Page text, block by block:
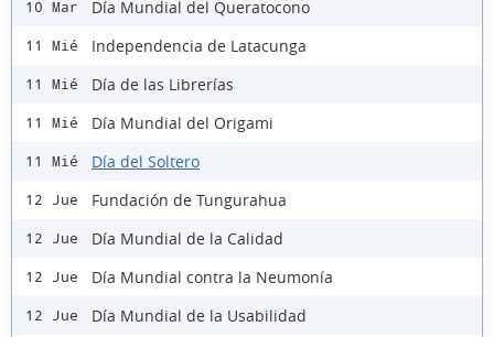
10 Mar Día Mundial del Queratocono
11 Mié Independencia de Latacunga
11 Mié Día de las Librerías
11 Mié Día Mundial del Origami
11 Mié Día del Soltero
12 Jue Fundación de Tungurahua
12 Jue Día Mundial de la Calidad
12 Jue Día Mundial contra la Neumonía
12 Jue Día Mundial de la Usabilidad